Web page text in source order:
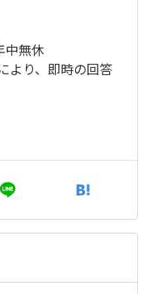
中無休
より、即時の回答